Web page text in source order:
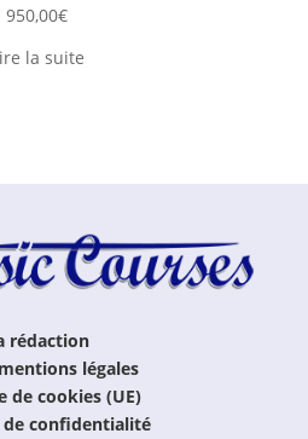
950,00€
la suite
rédaction
légales
de cookies (UE)
confidentialité